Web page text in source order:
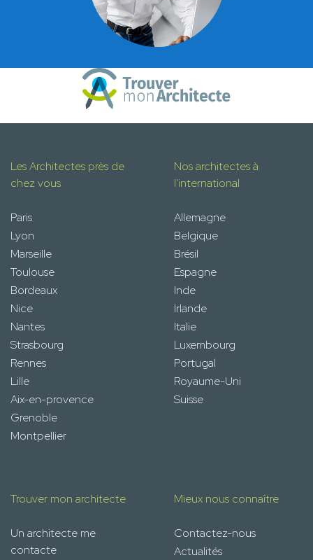
Les Architectes près de
chez vous
Paris
Lyon
Marseille
Toulouse
Bordeaux
Nice
Nantes
Strasbourg
Rennes
Lille
Aix-en-provence
Grenoble
Montpellier
Nos architectes à
l'international
Allemagne
Belgique
Brésil
Espagne
Inde
Irlande
Italie
Luxembourg
Portugal
Royaume-Uni
Suisse
Trouver mon architecte
Un architecte me
contacte
Mieux nous connaître
Contactez-nous
Actualités